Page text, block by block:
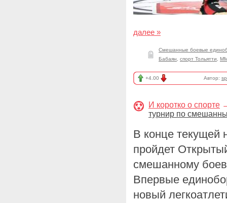
далее »
Смешанные боевые
Бабаян
спорт Тольятти
+4.00 Автор:
И коротко о спорте
турнир по
В конце текущей
пройдет
смешанному
Впервые
новый